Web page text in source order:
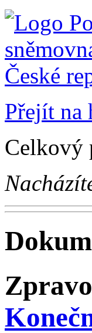
Přejít na
Celkový